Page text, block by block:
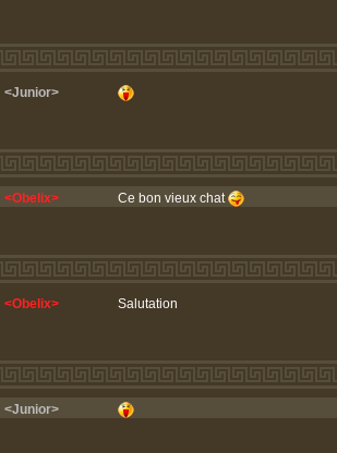
<Junior>
<Obelix> Ce bon vieux chat
<Obelix> Salutation
<Junior>